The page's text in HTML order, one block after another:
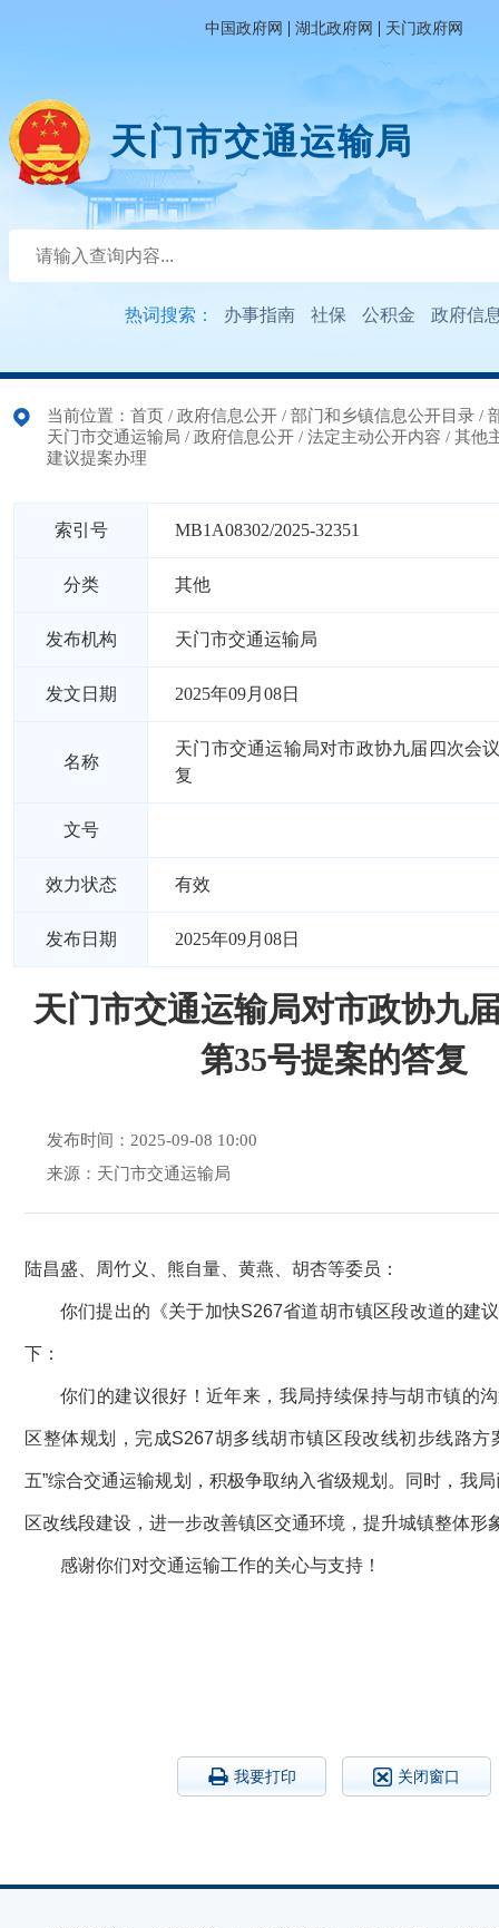
中国政府网 | 湖北政府网 | 天门政府网
天门市交通运输局
热词搜索： 办事指南 社保 公积金 政府信
当前位置： 首页 / 政府信息公开 / 部门和乡镇信息公开目录 /
天门市交通运输局 / 政府信息公开 / 法定主动公开内容 / 其他
建议提案办理
索引号 MB1A08302/2025-32351
分类 其他
发布机构 天门市交通运输局
发文日期 2025年09月08日
名称
天门市交通运输局对市政协九届四次会
复
文号
效力状态 有效
发布日期 2025年09月08日
天门市交通运输局对市政协九
第35号提案的答复
发布时间：2025-09-08 10:00
来源：天门市交通运输局
陆昌盛、周竹义、熊自量、黄燕、胡杏等委员：
你们提出的《关于加快S267省道胡市镇区段改道的建
下：
你们的建议很好！近年来，我局持续保持与胡市镇的
区整体规划，完成S267胡多线胡市镇区段改线初步线路方
五”综合交通运输规划，积极争取纳入省级规划。同时，我
区改线段建设，进一步改善镇区交通环境，提升城镇整体形
感谢你们对交通运输工作的关心与支持！
我要打印 关闭窗口